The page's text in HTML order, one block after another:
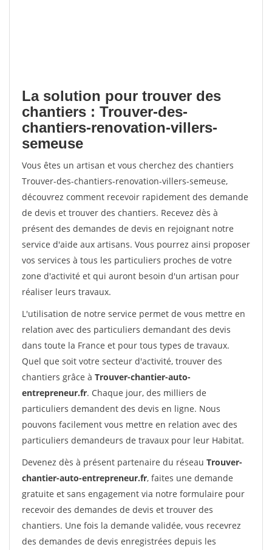
La solution pour trouver des
chantiers : Trouver-des-
chantiers-renovation-villers-
semeuse
Vous êtes un artisan et vous cherchez des chantiers
Trouver-des-chantiers-renovation-villers-semeuse,
découvrez comment recevoir rapidement des demande
de devis et trouver des chantiers. Recevez dès à
présent des demandes de devis en rejoignant notre
service d'aide aux artisans. Vous pourrez ainsi proposer
vos services à tous les particuliers proches de votre
zone d'activité et qui auront besoin d'un artisan pour
réaliser leurs travaux.
L'utilisation de notre service permet de vous mettre en
relation avec des particuliers demandant des devis
dans toute la France et pour tous types de travaux.
Quel que soit votre secteur d'activité, trouver des
chantiers grâce à Trouver-chantier-auto-
entrepreneur.fr. Chaque jour, des milliers de
particuliers demandent des devis en ligne. Nous
pouvons facilement vous mettre en relation avec des
particuliers demandeurs de travaux pour leur Habitat.
Devenez dès à présent partenaire du réseau Trouver-
chantier-auto-entrepreneur.fr, faites une demande
gratuite et sans engagement via notre formulaire pour
recevoir des demandes de devis et trouver des
chantiers. Une fois la demande validée, vous recevrez
des demandes de devis enregistrées depuis les